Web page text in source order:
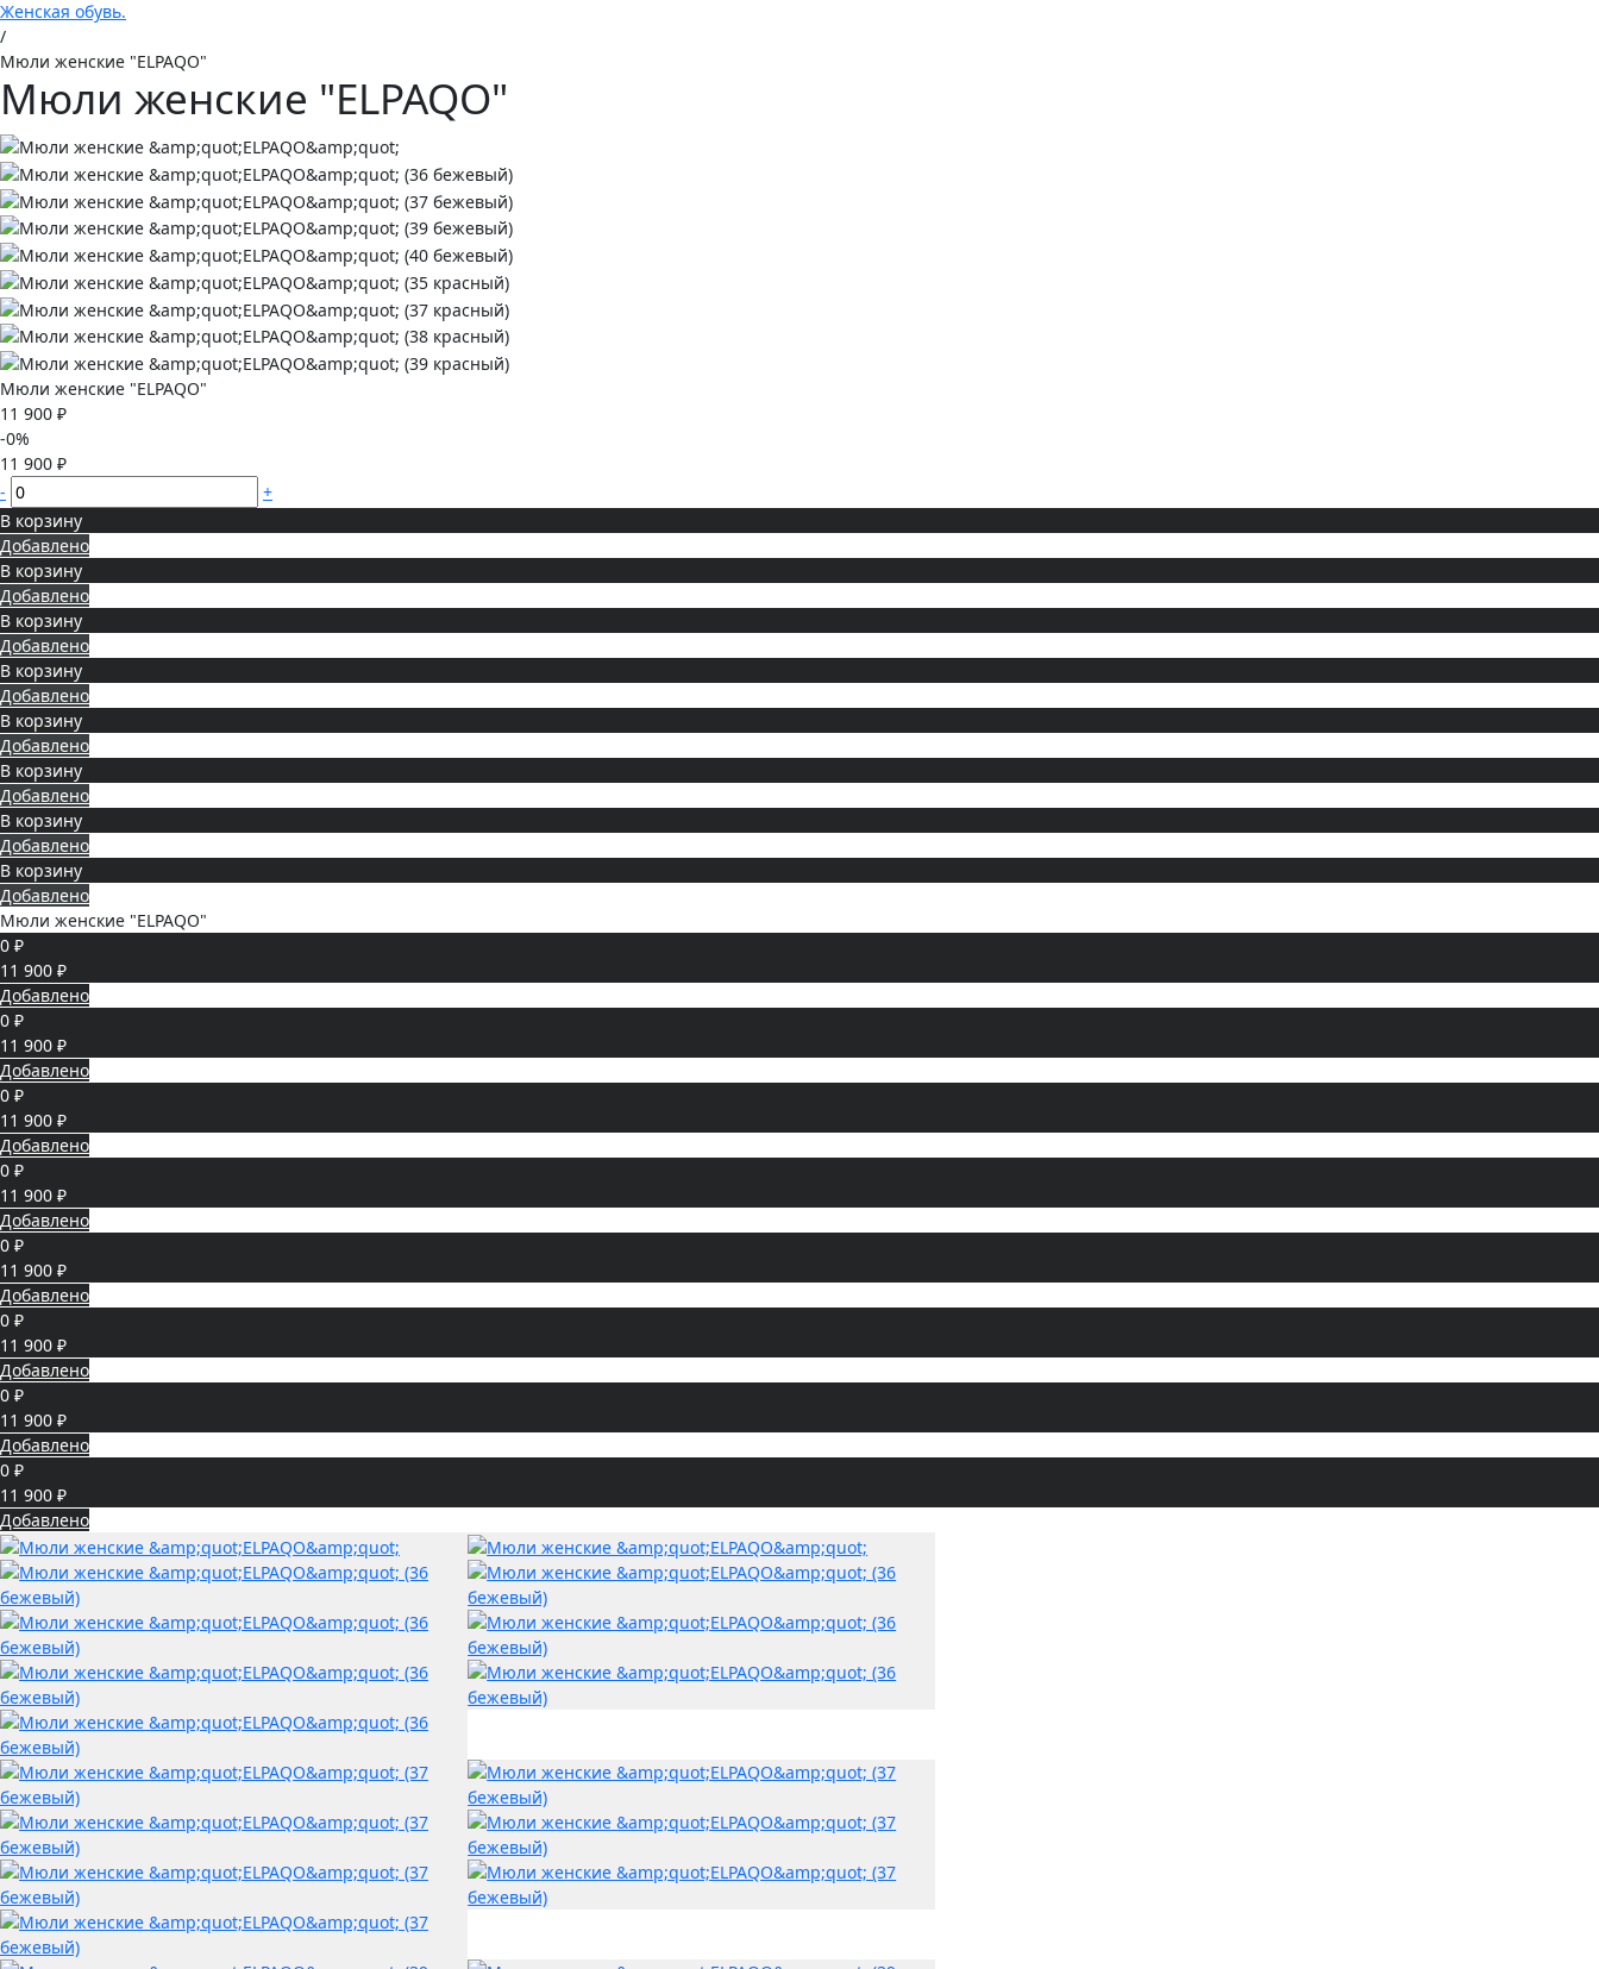
Женская обувь.
/
Мюли женские "ELPAQO"
Мюли женские "ELPAQO"
Мюли женские "ELPAQO"
11 900 ₽
-0%
11 900 ₽
-
+
В корзину
Добавлено
В корзину
Добавлено
В корзину
Добавлено
В корзину
Добавлено
В корзину
Добавлено
В корзину
Добавлено
В корзину
Добавлено
В корзину
Добавлено
Мюли женские "ELPAQO"
0 ₽
11 900 ₽
Добавлено
0 ₽
11 900 ₽
Добавлено
0 ₽
11 900 ₽
Добавлено
0 ₽
11 900 ₽
Добавлено
0 ₽
11 900 ₽
Добавлено
0 ₽
11 900 ₽
Добавлено
0 ₽
11 900 ₽
Добавлено
0 ₽
11 900 ₽
Добавлено